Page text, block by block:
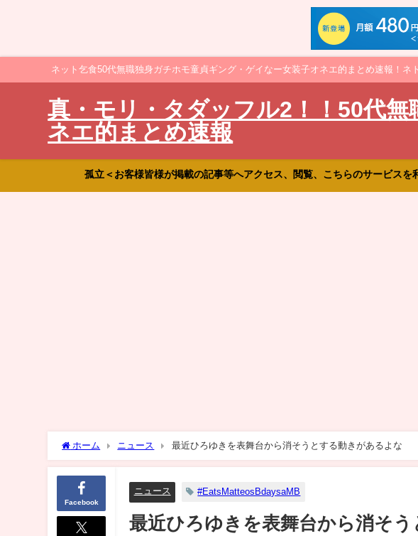
ネット乞食50代無職独身ガチホモ童貞ギング・ゲイなー女装子オネエ的まとめ速報！
真・モリ・タダッフル2！！50代
ネエ的まとめ速報
孤立＜お客様皆様が掲載の記事等へアクセス、閲覧、こちらのサービス
ホーム ニュース 最近ひろゆきを表舞台から消そうとする動きがあるよな
Facebook
ニュース #EatsMatteosBdaysaMB
最近ひろゆきを表舞台から消そ